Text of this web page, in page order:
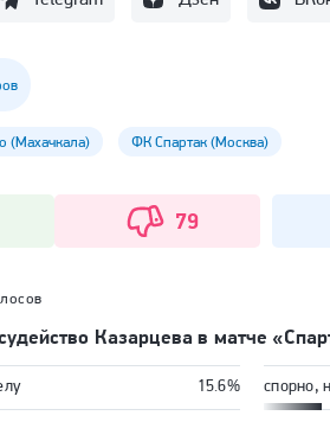
(Махачкала) ФК Спартак (Москва)
79
Казарцева в матче
15.6% спорно,